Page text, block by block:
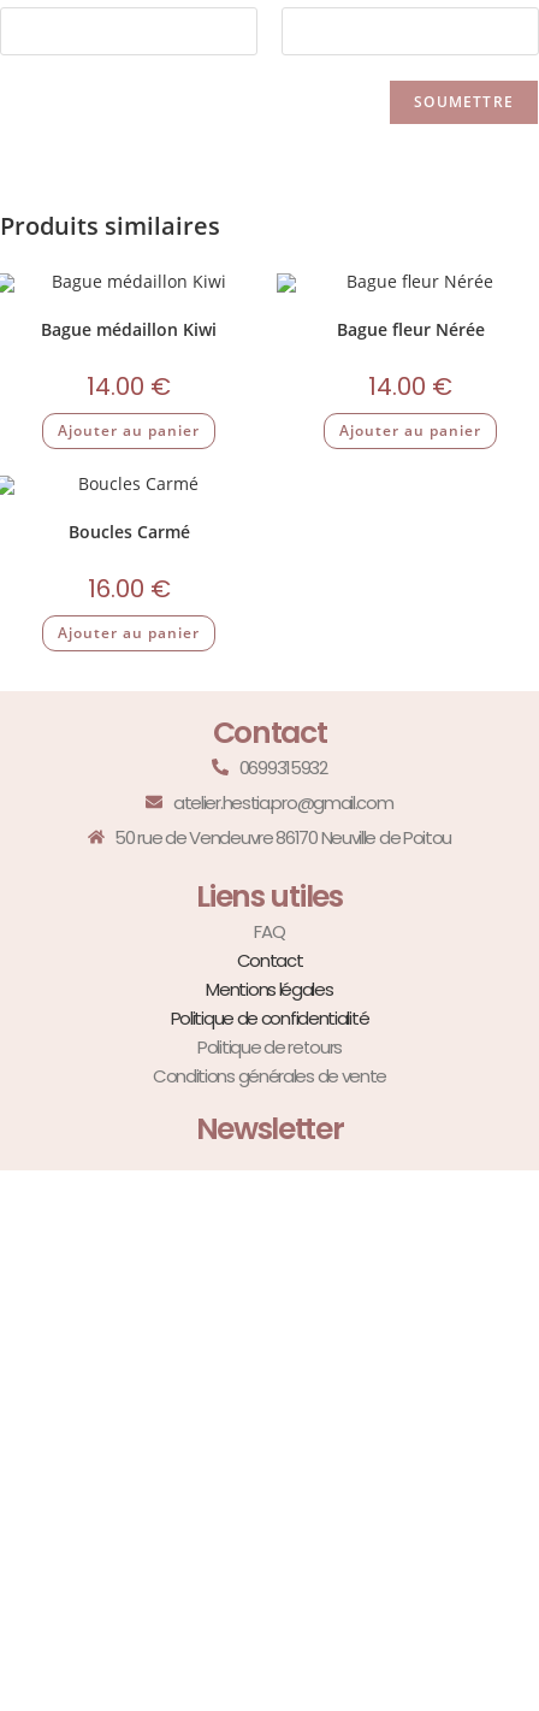
Produits similaires
Bague médaillon Kiwi
14.00 €
Ajouter au panier
Bague fleur Nérée
14.00 €
Ajouter au panier
Boucles Carmé
16.00 €
Ajouter au panier
Contact
0699315932
atelier.hestia.pro@gmail.com
50 rue de Vendeuvre 86170 Neuville de Poitou
Liens utiles
FAQ
Contact
Mentions légales
Politique de confidentialité
Politique de retours
Conditions générales de vente
Newsletter